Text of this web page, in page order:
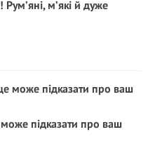
м’які й дуже
підказати про ваш